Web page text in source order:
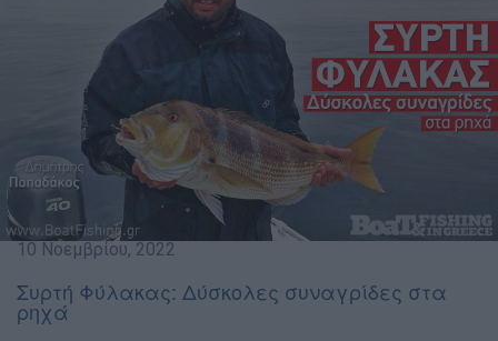
ΕΞΟΠΛΙΣΜΟΣ
ΘΕΣΣΑΛΟΝΙΚΗ BOAT & FISHING SHOW 2025
BOAT & FISHING SHOW 2025
10 Νοεμβρίου, 2022
Συρτή Φύλακας: Δύσκολες συναγρίδες στα
ρηχά